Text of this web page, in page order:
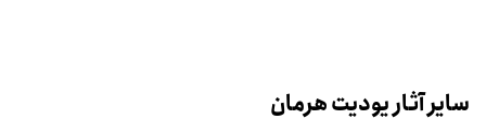
سایر آثار یودیت هرمان